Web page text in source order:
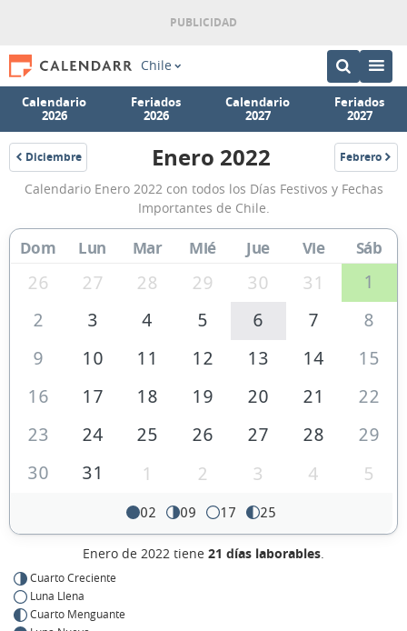
Chile
Calendario
2026
Feriados
2026
Calendario
2027
Feriados
2027
Diciembre
2021
Calendario
Enero
2022
de
Chile
Enero 2022 Febrero
2022
Calendario Enero 2022 con todos los Días Festivos y Fechas
Importantes de Chile.
Dom Lun Mar Mié Jue Vie Sáb
26 27 28 29 30 31
1
2
3 4 5 6 7
8
9
10 11 12 13 14
15
16
17 18 19 20 21
22
23
24 25 26 27 28
29
30
31 1 2 3 4 5
02 09 17 25
Enero de 2022 tiene 21 días laborables.
Cuarto Creciente
Luna Llena
Cuarto Menguante